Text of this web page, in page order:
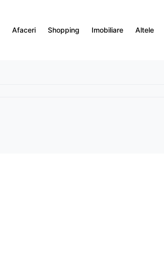
Afaceri Shopping Imobiliare Altele